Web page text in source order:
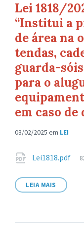
Lei 1818/
“Institui a
de área na
tendas,
guarda-
para o
em caso
03/02/2025 em LEI
Anexos
Lei1818.pdf
LEIA MAIS